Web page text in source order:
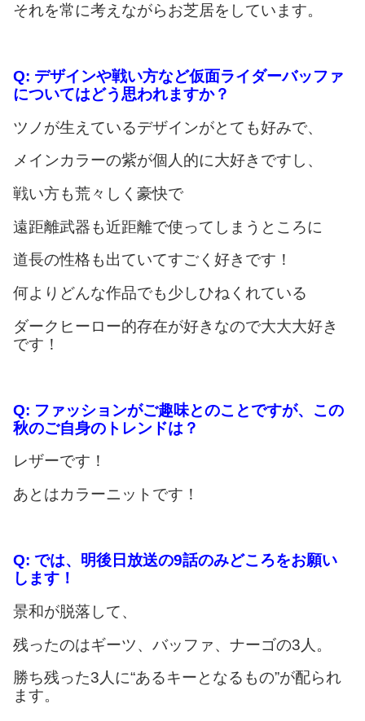
それを常に考えながらお芝居をしています。
Q: デザインや戦い方など仮面ライダーバッファ
についてはどう思われますか？
ツノが生えているデザインがとても好みで、
メインカラーの紫が個人的に大好きですし、
戦い方も荒々しく豪快で
遠距離武器も近距離で使ってしまうところに
道長の性格も出ていてすごく好きです！
何よりどんな作品でも少しひねくれている
ダークヒーロー的存在が好きなので大大大好き
です！
Q: ファッションがご趣味とのことですが、この
秋のご自身のトレンドは？
レザーです！
あとはカラーニットです！
Q: では、明後日放送の9話のみどころをお願い
します！
景和が脱落して、
残ったのはギーツ、バッファ、ナーゴの3人。
勝ち残った3人に“あるキーとなるもの”が配られ
ます。